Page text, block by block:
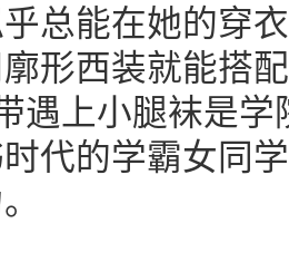
总能在她的穿
形西装就能搭
遇上小腿袜是
代的学霸女同